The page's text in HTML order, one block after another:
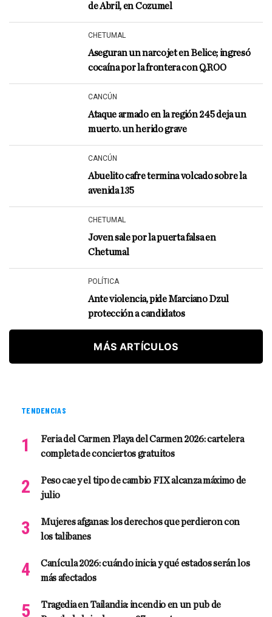
de Abril, en Cozumel
CHETUMAL
Aseguran un narcojet en Belice; ingresó
cocaína por la frontera con Q.ROO
CANCÚN
Ataque armado en la región 245 deja un
muerto. un herido grave
CANCÚN
Abuelito cafre termina volcado sobre la
avenida 135
CHETUMAL
Joven sale por la puerta falsa en
Chetumal
POLÍTICA
Ante violencia, pide Marciano Dzul
protección a candidatos
MÁS ARTÍCULOS
TENDENCIAS
Feria del Carmen Playa del Carmen 2026: cartelera
completa de conciertos gratuitos
Peso cae y el tipo de cambio FIX alcanza máximo de
julio
Mujeres afganas: los derechos que perdieron con
los talibanes
Canícula 2026: cuándo inicia y qué estados serán los
más afectados
Tragedia en Tailandia: incendio en un pub de